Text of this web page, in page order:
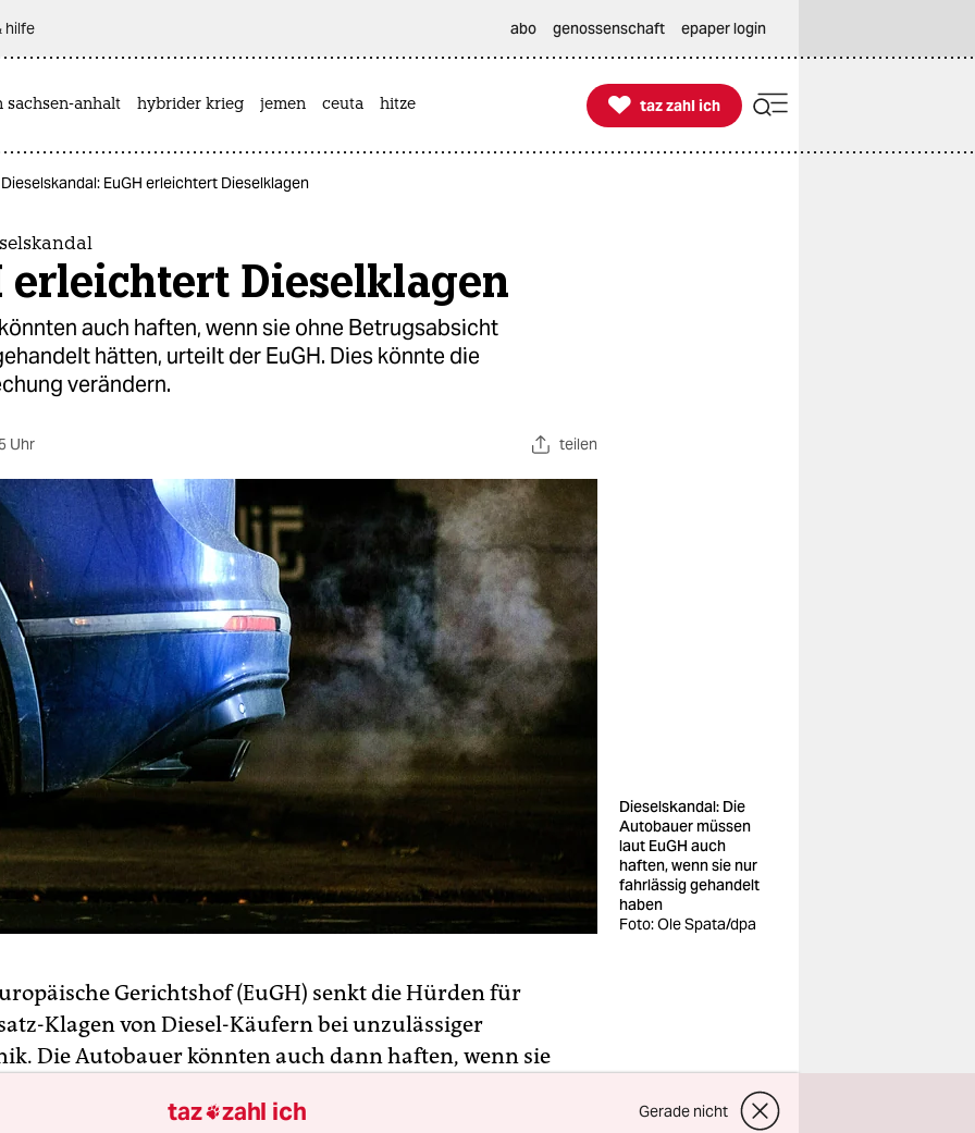
hilfe abo genossenschaft epaper login
sachsen-anhalt hybrider krieg jemen ceuta hitze 
taz zahl ich
taz zahl ich
EuGH erleichtert Dieselklagen
erleichtert Dieselklagen
auch haften, wenn sie ohne Betrugsabsicht
hätten, urteilt der EuGH. Dies könnte die
verändern.
Uhr teilen
Dieselskandal: Die
Autobauer müssen
laut EuGH auch
haften, wenn sie nur
fahrlässig gehandelt
haben
Foto: Ole Spata/dpa
Gerichtshof (EuGH) senkt die Hürden für
Klagen von Diesel-Käufern bei unzulässiger
Die Autobauer könnten auch dann haften, wenn sie
Richter am Dienstag in einem Mercedes-Fall.
taz zahl ich Gerade nicht